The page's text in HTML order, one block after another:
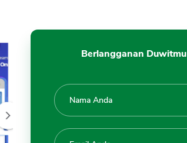
Berlangganan Duwitmu